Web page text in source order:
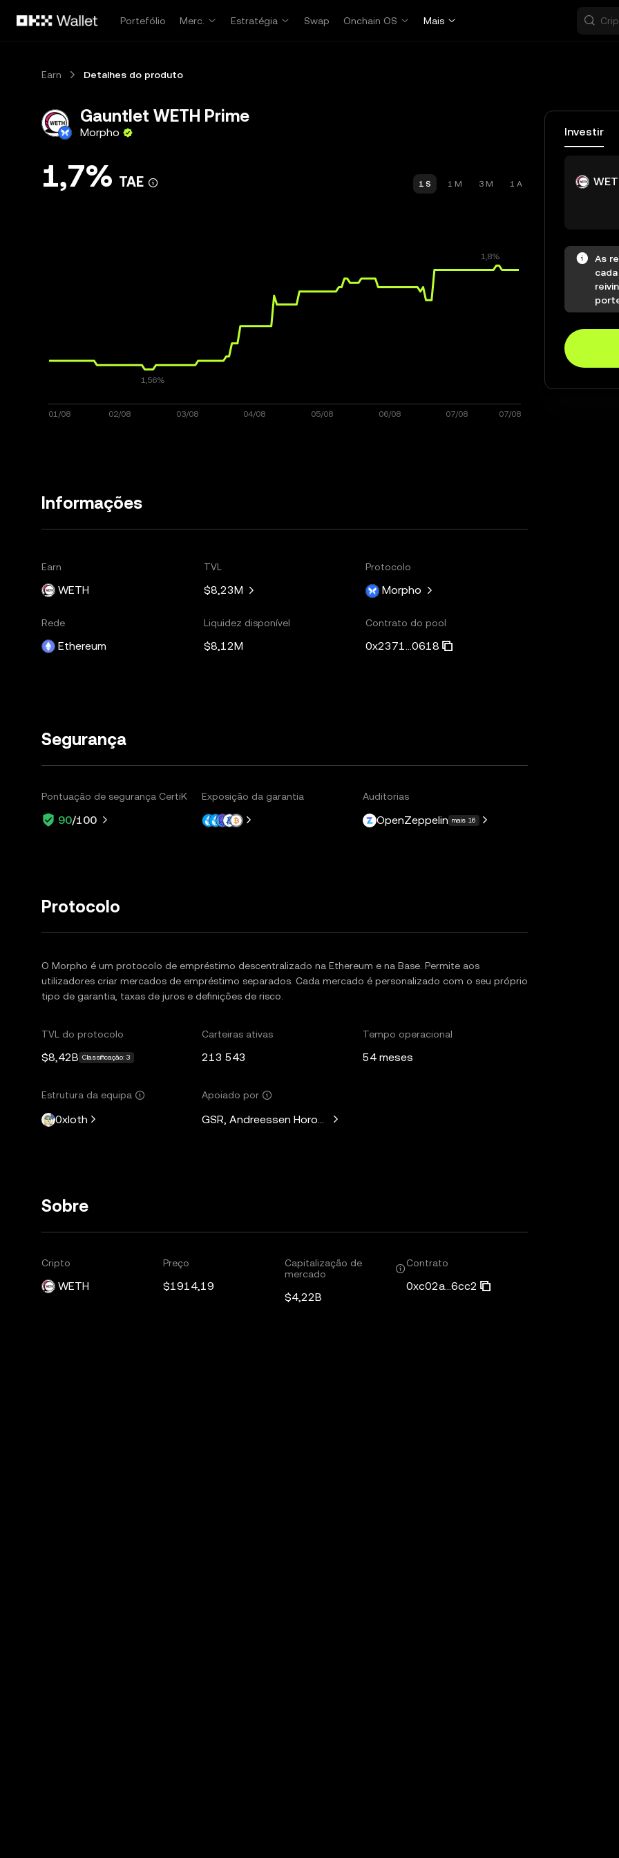
Portefólio
Merc. Estratégia Swap Onchain OS Mais
Earn Detalhes do produto
Gauntlet WETH Prime
Morpho
1,7% TAE 1 S 1 M 3 M 1 A
Informações
Earn
WETH
TVL
$8,23M
Protocolo
Morpho
Rede
Ethereum
Liquidez disponível
$8,12M
Contrato do pool
0x2371...0618
Segurança
Pontuação de segurança CertiK
90/100
Exposição da garantia Auditorias
OpenZeppelin mais 16
Protocolo
O Morpho é um protocolo de empréstimo descentralizado na Ethereum e na Base. Permite aos
utilizadores criar mercados de empréstimo separados. Cada mercado é personalizado com o seu próprio
tipo de garantia, taxas de juros e definições de risco.
TVL do protocolo
$8,42B Classificação: 3
Carteiras ativas
213 543
Tempo operacional
54 meses
Estrutura da equipa
0xloth
Apoiado por
GSR, Andreessen Horowitz, Mechanism Capital, Variant Fund, Nascent,
Sobre
Cripto
WETH
Preço
$1914,19
Capitalização de
mercado
$4,22B
Contrato
0xc02a...6cc2
Investir
As